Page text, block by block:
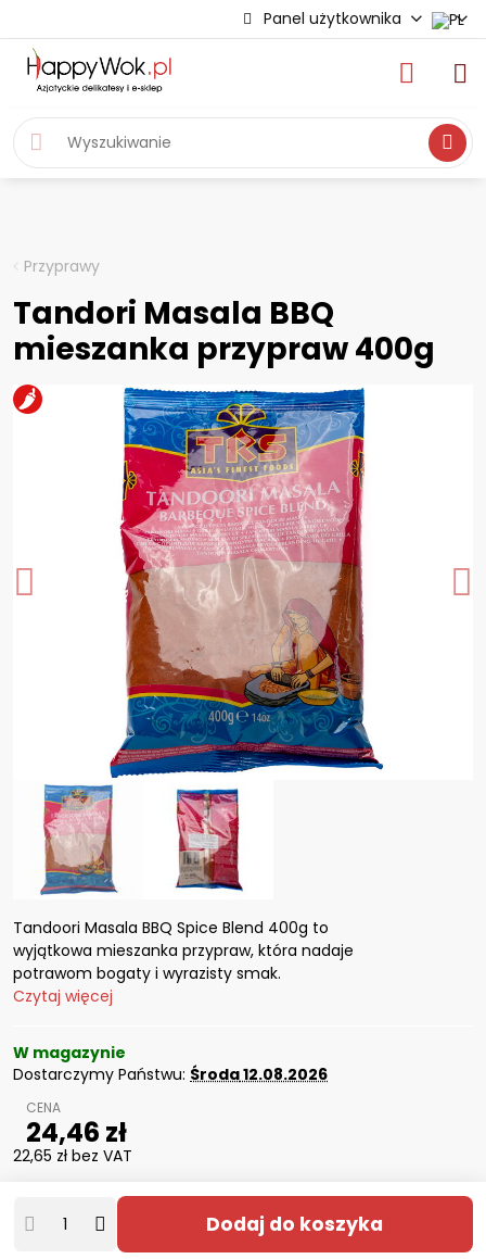
Panel użytkownika
Przyprawy
Tandori Masala BBQ
mieszanka przypraw 400g
Tandoori Masala BBQ Spice Blend 400g to
wyjątkowa mieszanka przypraw, która nadaje
potrawom bogaty i wyrazisty smak.
Czytaj więcej
W magazynie
Dostarczymy Państwu: Środa12.08.2026
24,46 zł
22,65 zł bez VAT
Dodaj do koszyka